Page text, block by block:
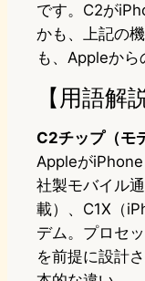
です。C2が
かも、上記の
も、Appleから
【用語解
C2チップ（モ
Appleが
社製モバイル
載）、C1X（
デム。プロセ
を前提に設計